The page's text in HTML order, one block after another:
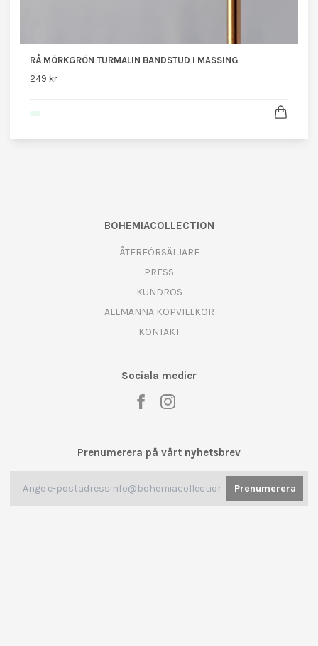
RÅ MÖRKGRÖN TURMALIN BANDSTUD I MÄSSING
249 kr
BOHEMIACOLLECTION
ÅTERFÖRSÄLJARE
PRESS
KUNDROS
ALLMÄNNA KÖPVILLKOR
KONTAKT
Sociala medier
Prenumerera på vårt nyhetsbrev
Prenumerera